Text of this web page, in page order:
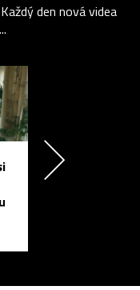
den nová videa